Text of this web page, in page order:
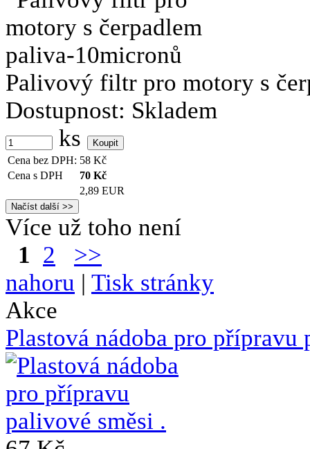
Palivový filtr pro motory s
Dostupnost: Skladem
ks
Cena bez DPH: 58 Kč
Cena s DPH
70 Kč
2,89 EUR
Více už toho není
1 2
>>
nahoru | Tisk stránky
Akce
Plastová nádoba pro přípravu